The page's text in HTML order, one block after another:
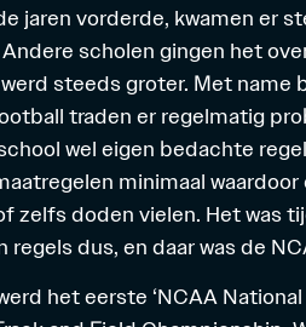
jaren vorderde, kwamen er
scholen gingen het
steeds groter. Met name
traden er regelmatig
wel eigen bedachte
minimaal waardoor
zelfs doden vielen. Het was
regels dus, en daar was de
het eerste ‘NCAA